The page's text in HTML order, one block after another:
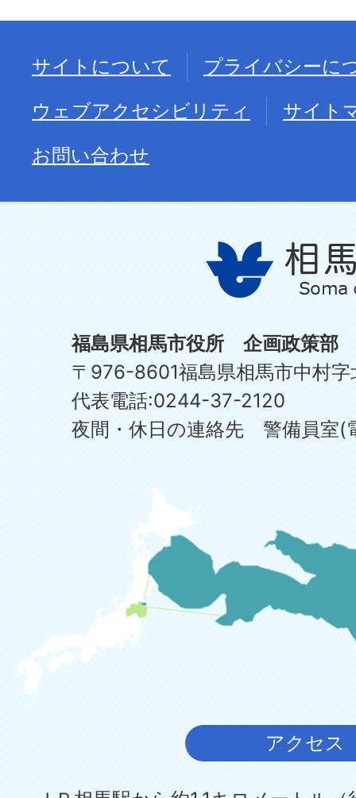
サイトについて
プライバシーに
ウェブアクセシビリティ
サイト
お問い合わせ
福島県相馬市役所 企画政策部
〒976-8601福島県相馬市中村
代表電話:0244-37-2120
夜間・休日の連絡先 警備員室
アクセス